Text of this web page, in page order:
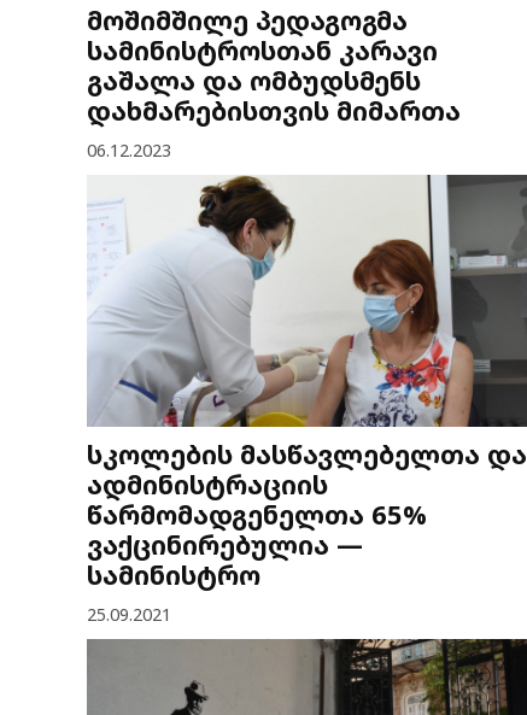
მოშიმშილე პედაგოგმა
სამინისტროსთან კარავი
გაშალა და ომბუდსმენს
დახმარებისთვის მიმართა
06.12.2023
სკოლების მასწავლებელთა და
ადმინისტრაციის
წარმომადგენელთა 65%
ვაქცინირებულია —
სამინისტრო
25.09.2021